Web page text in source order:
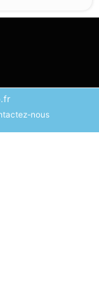
nous